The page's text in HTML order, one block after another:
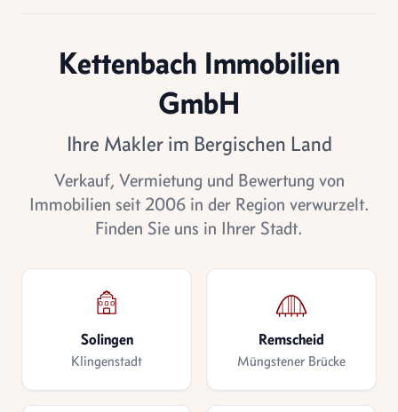
Kettenbach Immobilien
GmbH
Ihre Makler im Bergischen Land
Verkauf, Vermietung und Bewertung von
Immobilien seit 2006 in der Region verwurzelt.
Finden Sie uns in Ihrer Stadt.
Solingen
Klingenstadt
Remscheid
Müngstener Brücke